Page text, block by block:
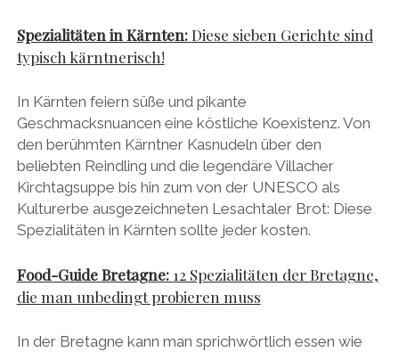
Spezialitäten in Kärnten:Diese sieben Gerichte sind
typisch kärntnerisch!
In Kärnten feiern süße und pikante
Geschmacksnuancen eine köstliche Koexistenz. Von
den berühmten Kärntner Kasnudeln über den
beliebten Reindling und die legendäre Villacher
Kirchtagsuppe bis hin zum von der UNESCO als
Kulturerbe ausgezeichneten Lesachtaler Brot: Diese
Spezialitäten in Kärnten sollte jeder kosten.
Food-Guide Bretagne: 12 Spezialitäten der Bretagne,
die man unbedingt probieren muss
In der Bretagne kann man sprichwörtlich essen wie